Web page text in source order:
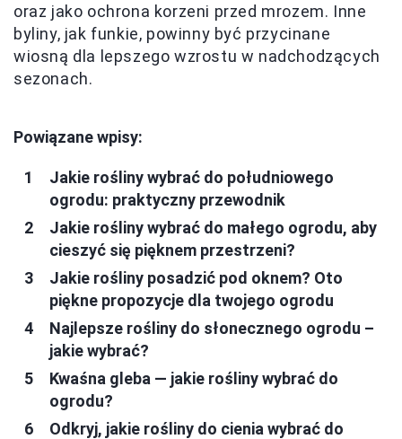
oraz jako ochrona korzeni przed mrozem. Inne
byliny, jak funkie, powinny być przycinane
wiosną dla lepszego wzrostu w nadchodzących
sezonach.
Powiązane wpisy:
Jakie rośliny wybrać do południowego
ogrodu: praktyczny przewodnik
Jakie rośliny wybrać do małego ogrodu, aby
cieszyć się pięknem przestrzeni?
Jakie rośliny posadzić pod oknem? Oto
piękne propozycje dla twojego ogrodu
Najlepsze rośliny do słonecznego ogrodu –
jakie wybrać?
Kwaśna gleba — jakie rośliny wybrać do
ogrodu?
Odkryj, jakie rośliny do cienia wybrać do